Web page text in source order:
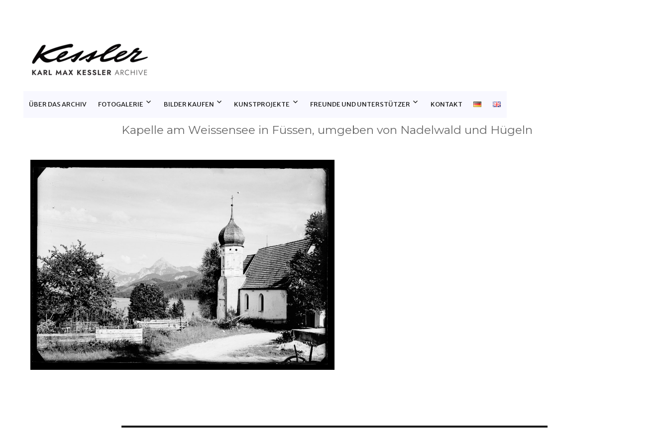
KARL MAX KESSLER ARCHIVE
ÜBER DAS ARCHIV FOTOGALERIE BILDER KAUFEN KUNSTPROJEKTE FREUNDE UND UNTERSTÜTZER KONTAKT
Kapelle am Weissensee in Füssen, umgeben von Nadelwald und Hügeln